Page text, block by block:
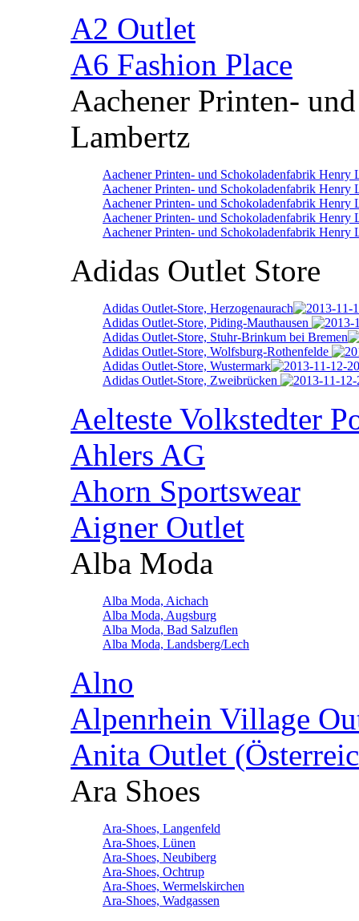
A2 Outlet
A6 Fashion Place
Aachener Printen-
Lambertz
Aachener Printen- und Schokoladenfabrik Henry
Aachener Printen- und Schokoladenfabrik Henry
Aachener Printen- und Schokoladenfabrik Henry
Aachener Printen- und Schokoladenfabrik Henry
Aachener Printen- und Schokoladenfabrik Henry
Adidas Outlet Store
Adidas Outlet-Store, Herzogenaurach
Adidas Outlet-Store, Piding-Mauthausen
Adidas Outlet-Store, Stuhr-Brinkum bei Bremen
Adidas Outlet-Store, Wolfsburg-Rothenfelde
Adidas Outlet-Store, Wustermark
Adidas Outlet-Store, Zweibrücken
Aelteste Volkstedter
Ahlers AG
Ahorn Sportswear
Aigner Outlet
Alba Moda
Alba Moda, Aichach
Alba Moda, Augsburg
Alba Moda, Bad Salzuflen
Alba Moda, Landsberg/Lech
Alno
Alpenrhein Village
Anita Outlet
Ara Shoes
Ara-Shoes, Langenfeld
Ara-Shoes, Lünen
Ara-Shoes, Neubiberg
Ara-Shoes, Ochtrup
Ara-Shoes, Wermelskirchen
Ara-Shoes, Wadgassen